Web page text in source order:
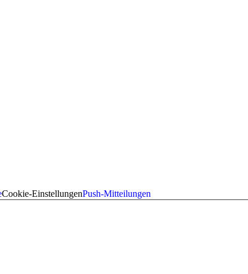
Cookie-EinstellungenPush-Mitteilungen